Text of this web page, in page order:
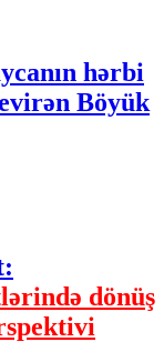
hərbi
Böyük
dönüş